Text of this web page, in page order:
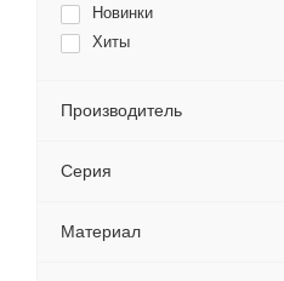
Новинки
Хиты
Производитель
Серия
Материал